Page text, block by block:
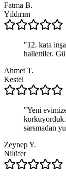
Fatma B.
Yıldırım
"12. kata
hallettiler.
Ahmet T.
Kestel
"Yeni
korkuyorduk.
sarsmadan
Zeynep Y.
Nilüfer